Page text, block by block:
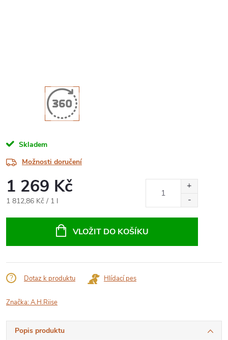
Skladem
Možnosti doručení
1 269 Kč
Měrná
1 812,86 Kč / 1 l
VLOŽIT DO KOŠÍKU
Dotaz k produktu Hlídací pes
Značka:A.H.Riise
Popis produktu